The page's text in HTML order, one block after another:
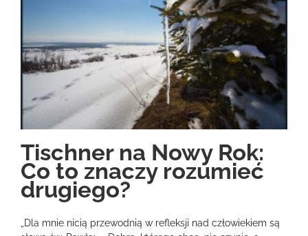
Tischner na Nowy Rok:
Co to znaczy rozumieć
drugiego?
„Dla mnie nicią przewodnią w refleksji nad człowiekiem są